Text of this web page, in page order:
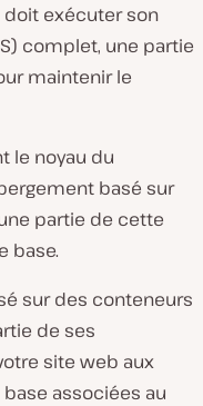
doit exécuter son
complet, une partie
maintenir le
le noyau du
basé sur
partie de cette
base.
sur des conteneurs
de ses
site web aux
associées au